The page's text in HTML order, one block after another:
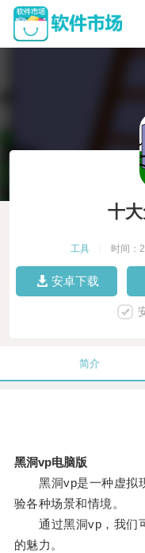
十
工具 时间：
安卓下载
简介
黑洞vp电脑版
黑洞vp是一种虚拟现
验各种场景和情境。
通过黑洞vp，我们可
的魅力。